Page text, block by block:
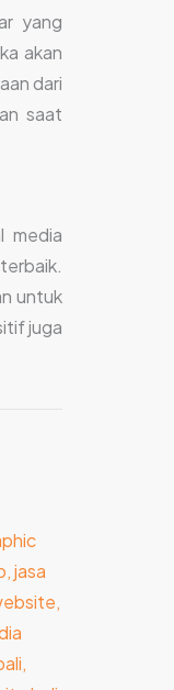
yang
akan
dari
saat
media
untuk
juga